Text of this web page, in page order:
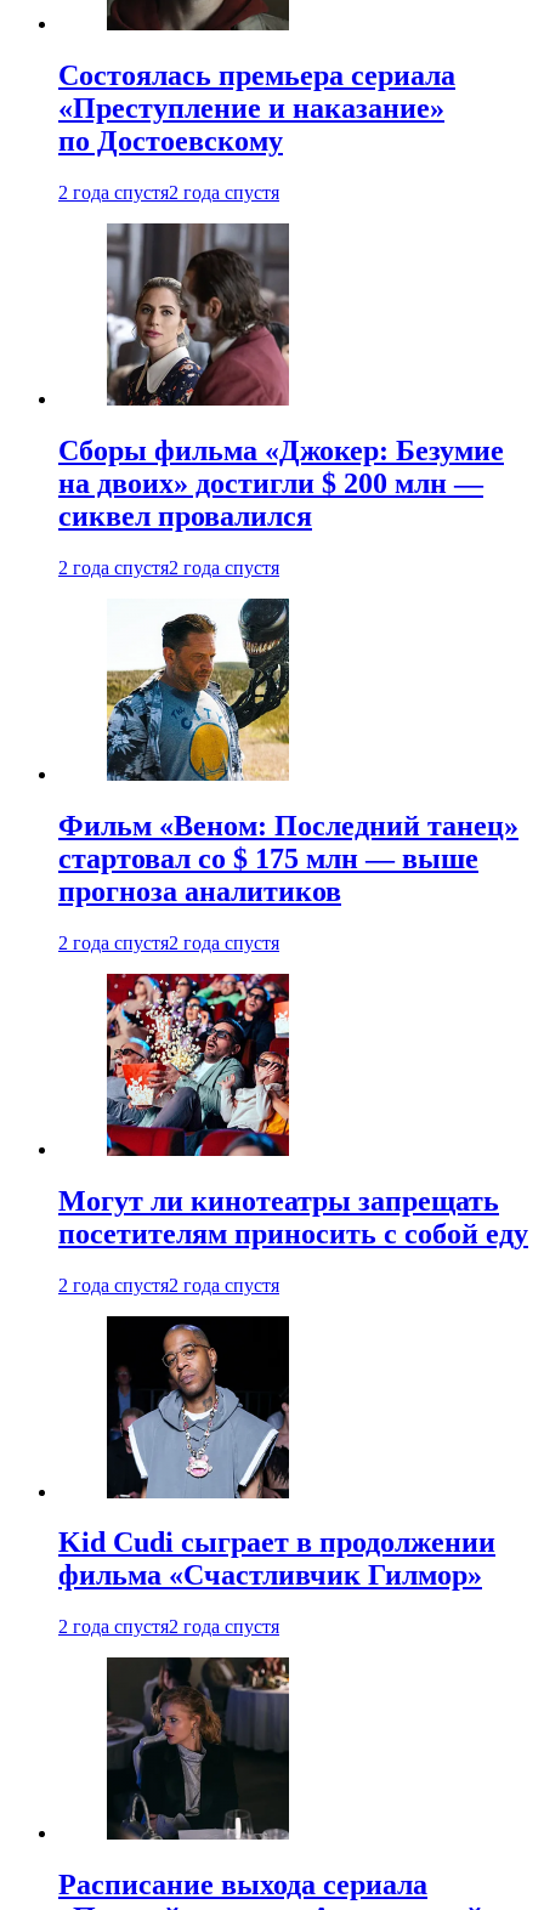
Состоялась премьера сериала
«Преступление и наказание»
по Достоевскому
2 года спустя2 года спустя
Сборы фильма «Джокер: Безумие
на двоих» достигли $ 200 млн —
сиквел провалился
2 года спустя2 года спустя
Фильм «Веном: Последний танец»
стартовал со $ 175 млн — выше
прогноза аналитиков
2 года спустя2 года спустя
Могут ли кинотеатры запрещать
посетителям приносить с собой еду
2 года спустя2 года спустя
Kid Cudi сыграет в продолжении
фильма «Счастливчик Гилмор»
2 года спустя2 года спустя
Расписание выхода сериала